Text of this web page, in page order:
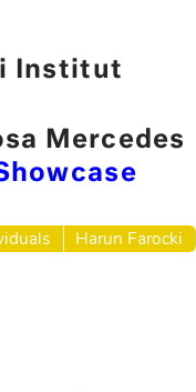
Institut
Mercedes
Harun Farocki